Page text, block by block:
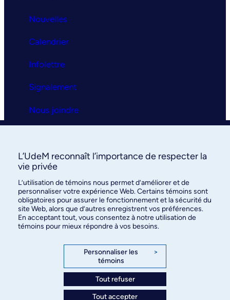
Nouvelles
Calendrier
Infolettre
Signalement
Nous joindre
La clinique
Services
FAQ
Nous joindre
Faculté de médecine, Université de Montréal, 2026. Tous
L’UdeM reconnaît l’importance de respecter la
vie privée
L’utilisation de témoins nous permet d’améliorer et de
personnaliser votre expérience Web. Certains témoins sont
obligatoires pour assurer le fonctionnement et la sécurité du
site Web, alors que d’autres enregistrent vos préférences.
En acceptant tout, vous consentez à notre utilisation de
témoins pour mieux répondre à vos besoins.
Personnaliser les
témoins
>
Tout refuser
Tout accepter